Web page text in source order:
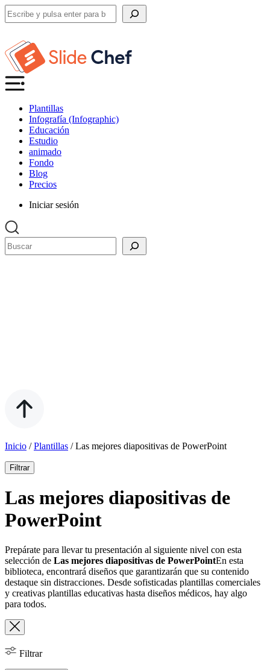
Buscar
Plantillas
Infografía (Infographic)
Educación
Estudio
animado
Fondo
Blog
Precios
Iniciar sesión
Buscar
Inicio /Plantillas /Las mejores diapositivas de PowerPoint
Filtrar
Las mejores diapositivas de
PowerPoint
Prepárate para llevar tu presentación al siguiente nivel con esta
selección de Las mejores diapositivas de PowerPointEn esta
biblioteca, encontrará diseños que garantizarán que su contenido
destaque sin distracciones. Desde sofisticadas plantillas comerciales
y creativas plantillas educativas hasta diseños médicos, hay algo
para todos.
Filtrar